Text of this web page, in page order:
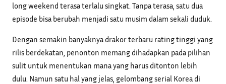
long weekend terasa terlalu singkat. Tanpa terasa, satu dua
episode bisa berubah menjadi satu musim dalam sekali duduk.
Dengan semakin banyaknya drakor terbaru rating tinggi yang
rilis berdekatan, penonton memang dihadapkan pada pilihan
sulit untuk menentukan mana yang harus ditonton lebih
dulu. Namun satu hal yang jelas, gelombang serial Korea di